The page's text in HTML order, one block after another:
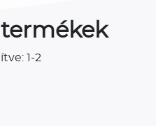
termékek
1-2